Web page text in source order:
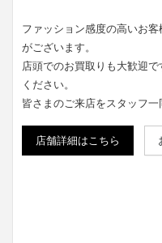
ファッション感度の高いお
がございます。
店頭でのお買取りも大歓迎
ください。
皆さまのご来店をスタッフ一
店舗詳細はこちら